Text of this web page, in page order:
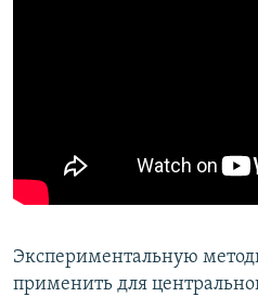
Экспериментальную
применить для